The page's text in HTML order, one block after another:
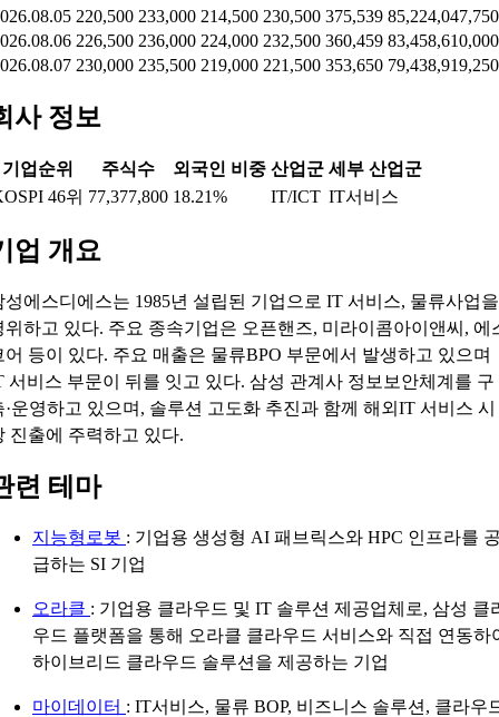
220,500 233,000 214,500 230,500 375,539 85,224,047,750
226,500 236,000 224,000 232,500 360,459 83,458,610,000
230,000 235,500 219,000 221,500 353,650 79,438,919,250
사 정보
기업순위 주식수 외국인 비중 산업군 세부 산업군
46위 77,377,800 18.21% IT/ICT IT서비스
업 개요
성에스디에스는 1985년 설립된 기업으로 IT 서비스, 물류사업을
위하고 있다. 주요 종속기업은 오픈핸즈, 미라이콤아이앤씨, 에
어 등이 있다. 주요 매출은 물류BPO 부문에서 발생하고 있으며
서비스 부문이 뒤를 잇고 있다. 삼성 관계사 정보보안체계를 구
·운영하고 있으며, 솔루션 고도화 추진과 함께 해외IT 서비스 시
진출에 주력하고 있다.
련 테마
지능형로봇 : 기업용 생성형 AI 패브릭스와 HPC 인프라를
급하는 SI 기업
오라클 : 기업용 클라우드 및 IT 솔루션 제공업체로, 삼성 클
우드 플랫폼을 통해 오라클 클라우드 서비스와 직접 연동하
하이브리드 클라우드 솔루션을 제공하는 기업
마이데이터 : IT서비스, 물류 BOP, 비즈니스 솔루션, 클라우